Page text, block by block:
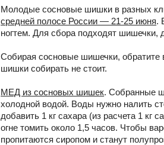
Молодые сосновые шишки в разных
средней полосе России — 21-25 июня.
ногтем. Для сбора подходят шишечки,
Собирая сосновые шишечки, обратите
шишки собирать не стоит.
МЕД из сосновых шишек. Собранные
холодной водой. Воды нужно налить
добавить 1 кг сахара (из расчета 1 кг
огне томить около 1,5 часов. Чтобы
пропитаются сиропом и станут